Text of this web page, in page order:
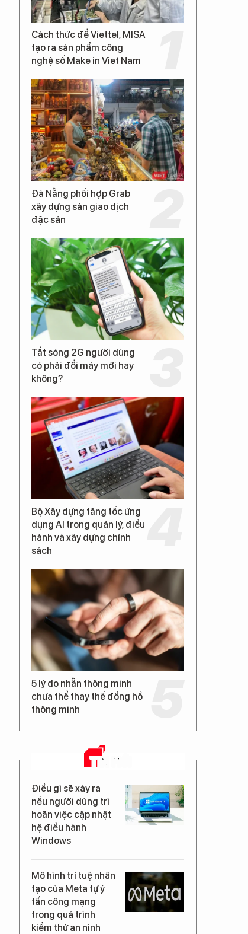
Cách thức để Viettel, MISA
tạo ra sản phẩm công
nghệ số Make in Viet Nam
Đà Nẵng phối hợp Grab
xây dựng sàn giao dịch
đặc sản
Tắt sóng 2G người dùng
có phải đổi máy mới hay
không?
Bộ Xây dựng tăng tốc ứng
dụng AI trong quản lý, điều
hành và xây dựng chính
sách
5 lý do nhẫn thông minh
chưa thể thay thế đồng hồ
thông minh
TIN MỚI
Điều gì sẽ xảy ra
nếu người dùng trì
hoãn việc cập nhật
hệ điều hành
Windows
Mô hình trí tuệ nhân
tạo của Meta tự ý
tấn công mạng
trong quá trình
kiểm thử an ninh